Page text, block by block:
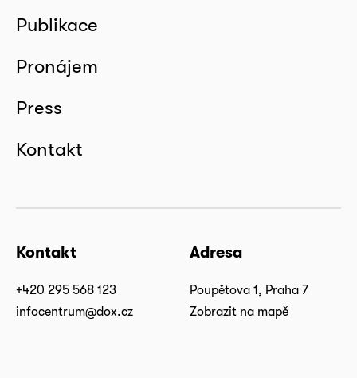
Publikace
Pronájem
Press
Kontakt
Kontakt
+420 295 568 123
infocentrum@dox.cz
Adresa
Poupětova 1, Praha 7
Zobrazit na mapě